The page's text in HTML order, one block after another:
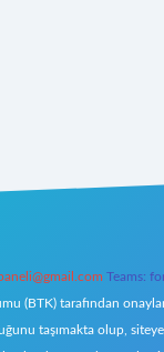
Teams:
(BTK) tarafından
taşımakta olup,